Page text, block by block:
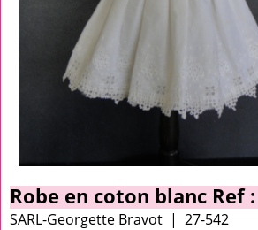
Robe en coton blanc Ref
SARL-Georgette Bravot 27-542